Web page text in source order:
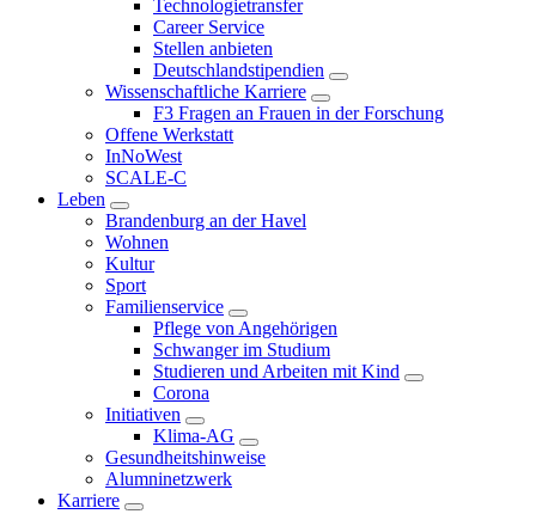
Technologietransfer
Career Service
Stellen anbieten
Deutschlandstipendien
Wissenschaftliche Karriere
F3 Fragen an Frauen in der Forschung
Offene Werkstatt
InNoWest
SCALE-C
Leben
Brandenburg an der Havel
Wohnen
Kultur
Sport
Familienservice
Pflege von Angehörigen
Schwanger im Studium
Studieren und Arbeiten mit Kind
Corona
Initiativen
Klima-AG
Gesundheitshinweise
Alumninetzwerk
Karriere